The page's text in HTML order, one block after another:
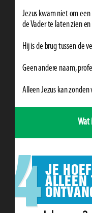
Jezus kwam niet om
de Vader te laten zien
Hij is de brug tussen de
Geen andere naam,
Alleen Jezus kan
Wat
4JE
ALLEEN